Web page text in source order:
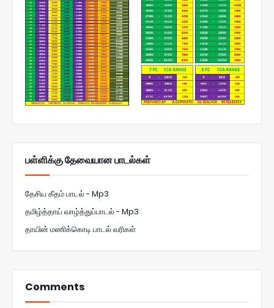
பள்ளிக்கு தேவையான பாடல்கள்
தேசிய கீதம் பாடல் - Mp3
தமிழ்த்தாய் வாழ்த்துப்பாடல் - Mp3
தாயின் மணிக்கொடி பாடல் வரிகள்
Comments